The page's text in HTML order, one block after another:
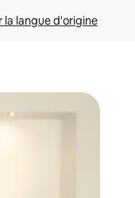
la langue d'origine